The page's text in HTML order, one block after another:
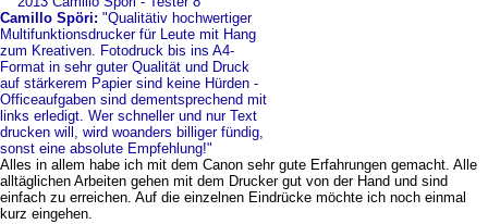
Camillo Spöri: "Qualitätiv hochwertiger
Multifunktionsdrucker für Leute mit Hang
zum Kreativen. Fotodruck bis ins A4-
Format in sehr guter Qualität und Druck
auf stärkerem Papier sind keine Hürden -
Officeaufgaben sind dementsprechend mit
links erledigt. Wer schneller und nur Text
drucken will, wird woanders billiger fündig,
sonst eine absolute Empfehlung!"
Alles in allem habe ich mit dem Canon sehr gute Erfahrungen gemacht. Alle
alltäglichen Arbeiten gehen mit dem Drucker gut von der Hand und sind
einfach zu erreichen. Auf die einzelnen Eindrücke möchte ich noch einmal
kurz eingehen.